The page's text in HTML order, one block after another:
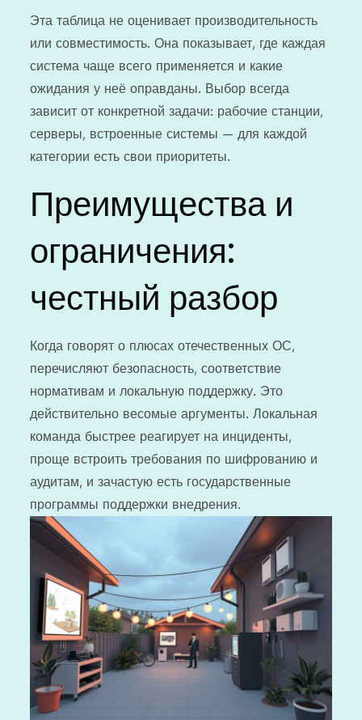
Эта таблица не оценивает производительность
или совместимость. Она показывает, где каждая
система чаще всего применяется и какие
ожидания у неё оправданы. Выбор всегда
зависит от конкретной задачи: рабочие станции,
серверы, встроенные системы — для каждой
категории есть свои приоритеты.
Преимущества и
ограничения:
честный разбор
Когда говорят о плюсах отечественных ОС,
перечисляют безопасность, соответствие
нормативам и локальную поддержку. Это
действительно весомые аргументы. Локальная
команда быстрее реагирует на инциденты,
проще встроить требования по шифрованию и
аудитам, и зачастую есть государственные
программы поддержки внедрения.